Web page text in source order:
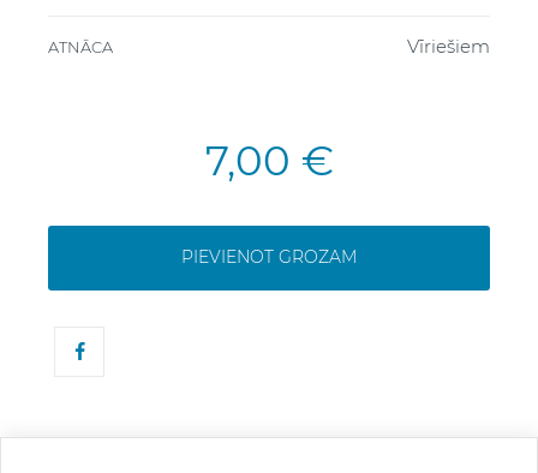
ATNĀCA Vīriešiem
7,00 €
PIEVIENOT GROZAM